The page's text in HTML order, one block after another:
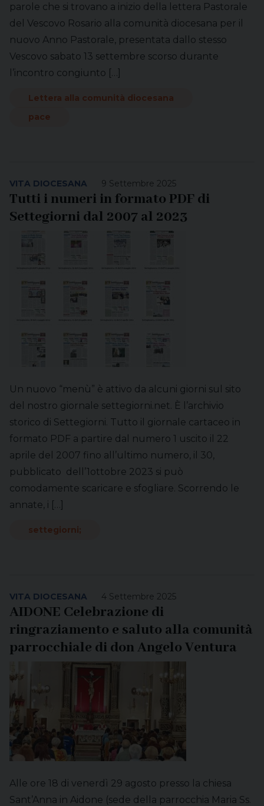
parole che si trovano a inizio della lettera Pastorale
del Vescovo Rosario alla comunità diocesana per il
nuovo Anno Pastorale, presentata dallo stesso
Vescovo sabato 13 settembre scorso durante
l’incontro congiunto […]
Lettera alla comunità diocesana
pace
9 Settembre 2025
VITA DIOCESANA
Tutti i numeri in formato PDF di
Settegiorni dal 2007 al 2023
Un nuovo “menù” è attivo da alcuni giorni sul sito
del nostro giornale settegiorni.net. È l’archivio
storico di Settegiorni. Tutto il giornale cartaceo in
formato PDF a partire dal numero 1 uscito il 22
aprile del 2007 fino all’ultimo numero, il 30,
pubblicato dell’1ottobre 2023 si può
comodamente scaricare e sfogliare. Scorrendo le
annate, i […]
settegiorni;
4 Settembre 2025
VITA DIOCESANA
AIDONE Celebrazione di
ringraziamento e saluto alla comunità
parrocchiale di don Angelo Ventura
Alle ore 18 di venerdì 29 agosto presso la chiesa
Sant’Anna in Aidone (sede della parrocchia Maria Ss.